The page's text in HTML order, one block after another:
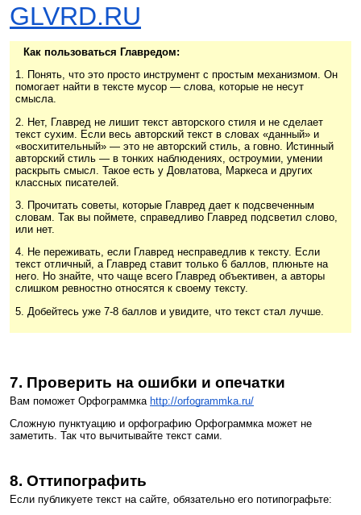
GLVRD.RU
Как пользоваться Главредом:
1. Понять, что это просто инструмент с простым механизмом. Он
помогает найти в тексте мусор — слова, которые не несут
смысла.
2. Нет, Главред не лишит текст авторского стиля и не сделает
текст сухим. Если весь авторский текст в словах «данный» и
«восхитительный» — это не авторский стиль, а говно. Истинный
авторский стиль — в тонких наблюдениях, остроумии, умении
раскрыть смысл. Такое есть у Довлатова, Маркеса и других
классных писателей.
3. Прочитать советы, которые Главред дает к подсвеченным
словам. Так вы поймете, справедливо Главред подсветил слово,
или нет.
4. Не переживать, если Главред несправедлив к тексту. Если
текст отличный, а Главред ставит только 6 баллов, плюньте на
него. Но знайте, что чаще всего Главред объективен, а авторы
слишком ревностно относятся к своему тексту.
5. Добейтесь уже 7-8 баллов и увидите, что текст стал лучше.
7. Проверить на ошибки и опечатки
Вам поможет Орфограммка http://orfogrammka.ru/
Сложную пунктуацию и орфографию Орфограммка может не
заметить. Так что вычитывайте текст сами.
8. Оттипографить
Если публикуете текст на сайте, обязательно его потипографьте: